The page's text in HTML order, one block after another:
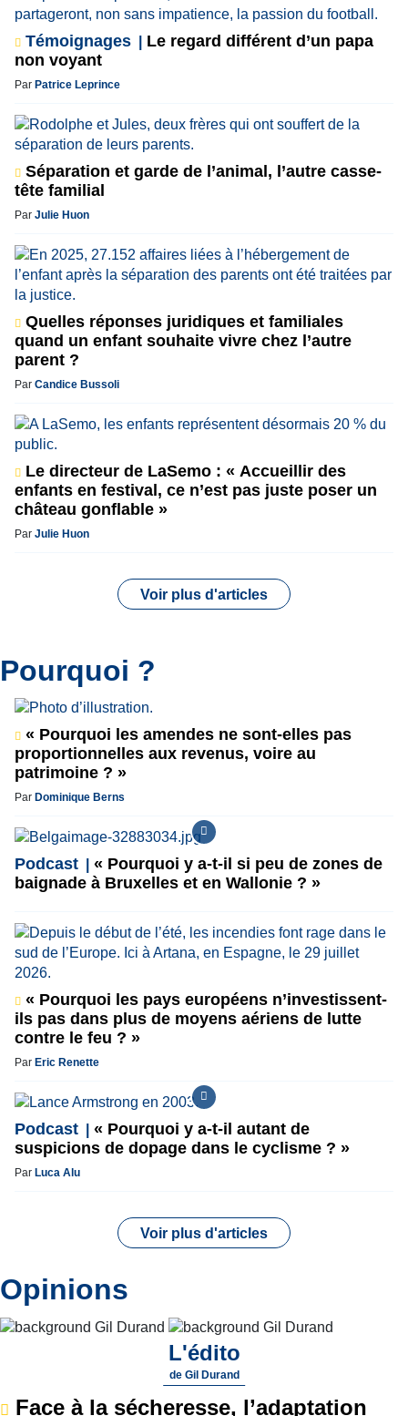
Témoignages
Le regard différent d’un papa
non voyant
Par Patrice Leprince
Séparation et garde de l’animal, l’autre casse-
tête familial
Par Julie Huon
Quelles réponses juridiques et familiales
quand un enfant souhaite vivre chez l’autre
parent ?
Par Candice Bussoli
Le directeur de LaSemo : « Accueillir des
enfants en festival, ce n’est pas juste poser un
château gonflable »
Par Julie Huon
Voir plus d'articles
Pourquoi ?
« Pourquoi les amendes ne sont-elles pas
proportionnelles aux revenus, voire au
patrimoine ? »
Par Dominique Berns
Podcast
« Pourquoi y a-t-il si peu de zones de
baignade à Bruxelles et en Wallonie ? »
« Pourquoi les pays européens n’investissent-
ils pas dans plus de moyens aériens de lutte
contre le feu ? »
Par Eric Renette
Podcast
« Pourquoi y a-t-il autant de
suspicions de dopage dans le cyclisme ? »
Par Luca Alu
Voir plus d'articles
Opinions
L'édito
de Gil Durand
Face à la sécheresse, l’adaptation